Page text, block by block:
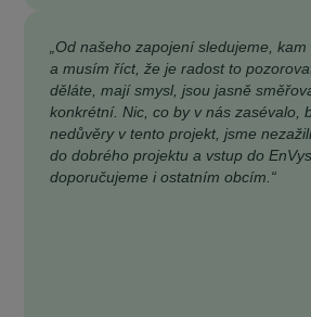
„Od našeho zapojení sledujeme,
a musím říct, že je radost to
děláte, mají smysl, jsou jasně
konkrétní. Nic, co by v nás zasévalo,
nedůvěry v tento projekt, jsme
do dobrého projektu a vstup do
doporučujeme i ostatním obcím.“